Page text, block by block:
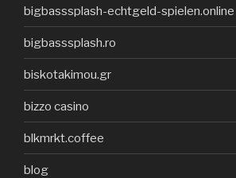
bigbasssplash-echtgeld-spielen.online
bigbasssplash.ro
biskotakimou.gr
bizzo casino
blkmrkt.coffee
blog